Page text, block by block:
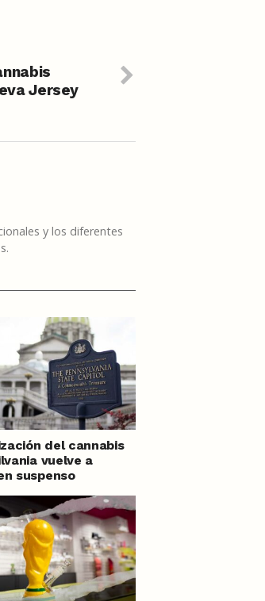
Jersey
y los diferentes
del cannabis
vuelve a
suspenso